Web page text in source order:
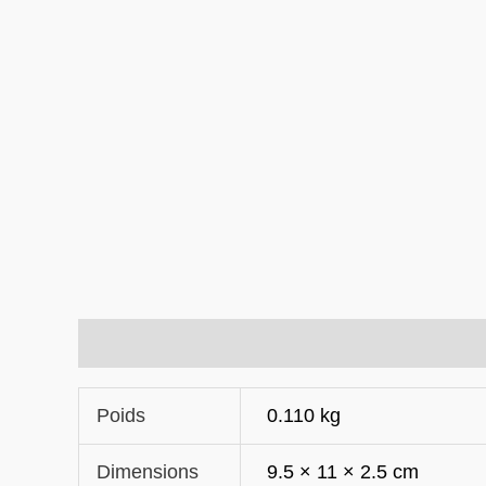
Poids 0.110 kg
Dimensions 9.5 × 11 × 2.5 cm